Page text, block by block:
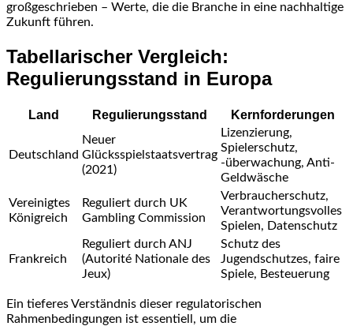
großgeschrieben – Werte, die die Branche in eine nachhaltige
Zukunft führen.
Tabellarischer Vergleich:
Regulierungsstand in Europa
Land Regulierungsstand Kernforderungen
Deutschland
Neuer
Glücksspielstaatsvertrag
(2021)
Lizenzierung,
Spielerschutz,
-überwachung, Anti-
Geldwäsche
Vereinigtes
Königreich
Reguliert durch UK
Gambling Commission
Verbraucherschutz,
Verantwortungsvolles
Spielen, Datenschutz
Frankreich
Reguliert durch ANJ
(Autorité Nationale des
Jeux)
Schutz des
Jugendschutzes, faire
Spiele, Besteuerung
Ein tieferes Verständnis dieser regulatorischen
Rahmenbedingungen ist essentiell, um die